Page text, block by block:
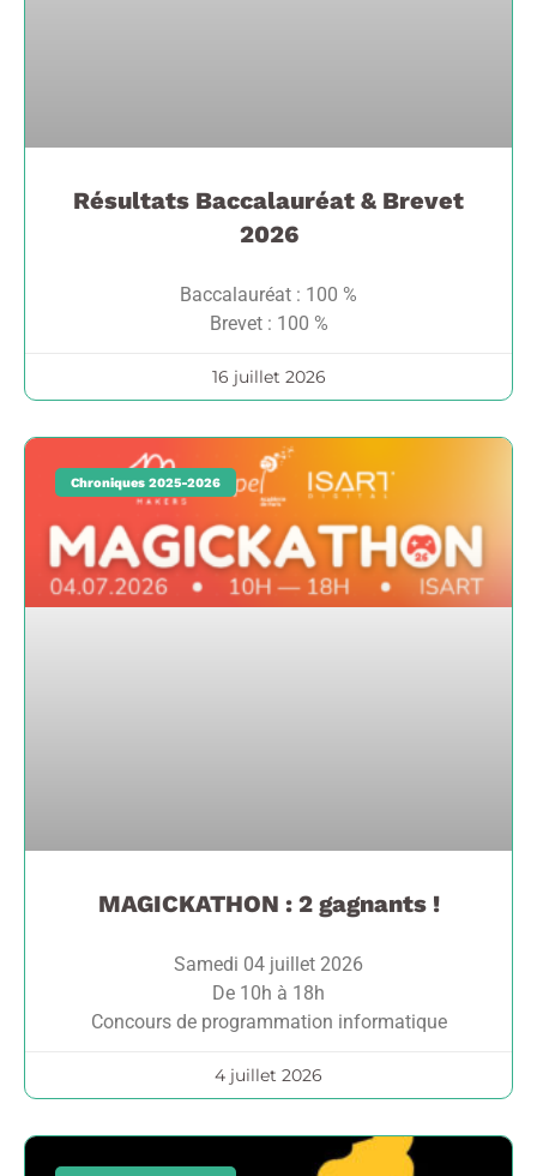
Résultats Baccalauréat & Brevet
2026
Baccalauréat : 100 %
Brevet : 100 %
16 juillet 2026
Chroniques 2025-2026
MAGICKATHON : 2 gagnants !
Samedi 04 juillet 2026
De 10h à 18h
Concours de programmation informatique
4 juillet 2026